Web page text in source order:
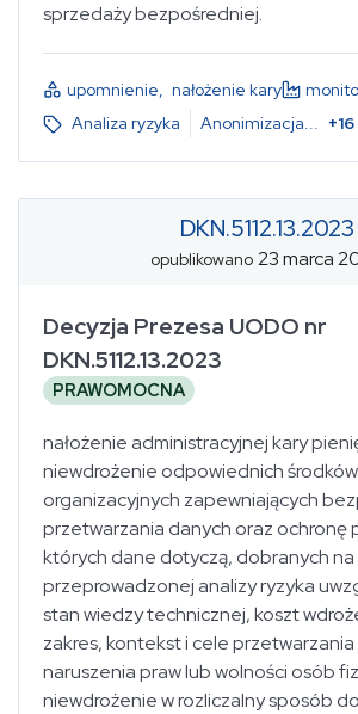
sprzedaży bezpośredniej.
upomnienie, nałożenie kary
Analiza ryzyka
Anonimizacja... +16
DKN.5112.13.2023
opublikowano 23 marca
Decyzja Prezesa UODO nr
DKN.5112.13.2023
PRAWOMOCNA
nałożenie administracyjnej kary
niewdrożenie odpowiednich
organizacyjnych zapewniających
przetwarzania danych oraz ochronę
których dane dotyczą, dobranych
przeprowadzonej analizy ryzyka
stan wiedzy technicznej, koszt
zakres, kontekst i cele
naruszenia praw lub wolności osób
niewdrożenie w rozliczalny sposób